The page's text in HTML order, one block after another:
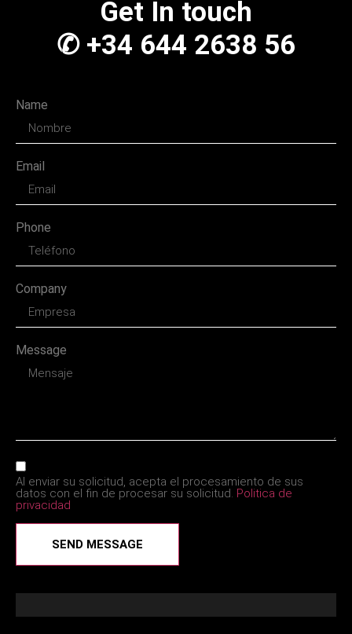
Get In touch
✆ +34 644 2638 56
Name
Email
Phone
Company
Message
Al enviar su solicitud, acepta el procesamiento de sus
datos con el fin de procesar su solicitud. Politica de
privacidad
SEND MESSAGE